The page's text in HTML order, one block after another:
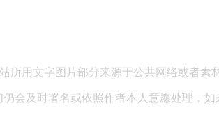
所用文字图片部分来源于公共网络或者素
仍会及时署名或依照作者本人意愿处理，